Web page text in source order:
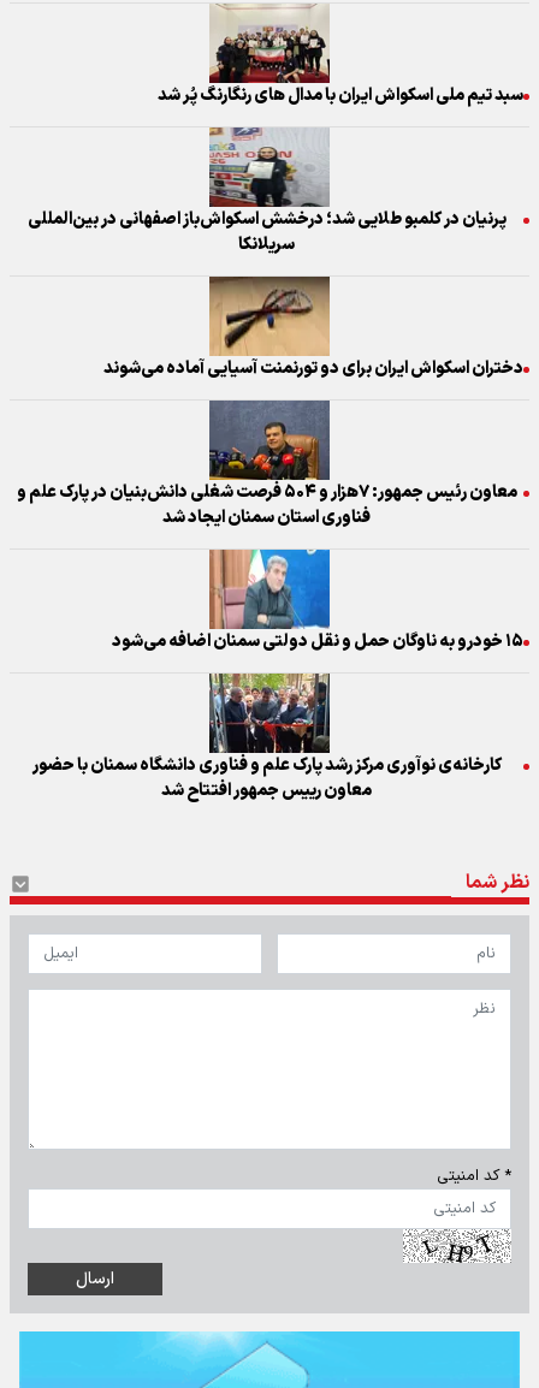
سبد تیم ملی اسکواش ایران با مدال های رنگارنگ پُر شد
پرنیان در کلمبو طلایی شد؛ درخشش اسکواش‌باز اصفهانی در بین‌المللی
سریلانکا
دختران اسکواش ایران برای دو تورنمنت آسیایی آماده می‌شوند
معاون رئیس جمهور: ۷هزار و ۵۰۴ فرصت شغلی دانش‌بنیان در پارک علم و
فناوری استان سمنان ایجاد شد
۱۵ خودرو به ناوگان حمل و نقل دولتی سمنان اضافه می‌شود
کارخانه‌ی نوآوری مرکز رشد پارک علم و فناوری دانشگاه سمنان با حضور
معاون رییس جمهور افتتاح شد
نظر شما
* کد امنیتی